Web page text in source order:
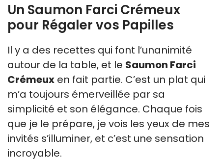
Un Saumon Farci Crémeux
pour Régaler vos Papilles
Il y a des recettes qui font l’unanimité
autour de la table, et le Saumon Farci
Crémeux en fait partie. C’est un plat qui
m’a toujours émerveillée par sa
simplicité et son élégance. Chaque fois
que je le prépare, je vois les yeux de mes
invités s’illuminer, et c’est une sensation
incroyable.